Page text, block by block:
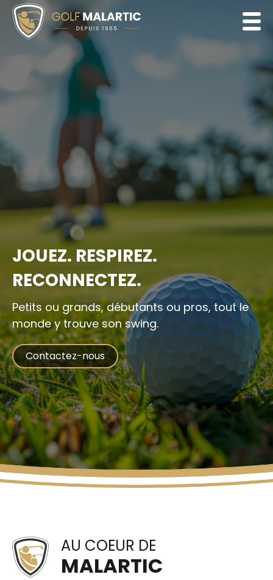
JOUEZ. RESPIREZ.
RECONNECTEZ.
Petits ou grands, débutants ou pros, tout le
monde y trouve son swing.
Contactez-nous
AU COEUR DE
MALARTIC